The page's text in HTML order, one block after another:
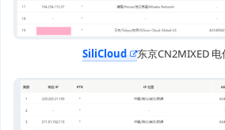
SiliCloud 东京CN2MIXED